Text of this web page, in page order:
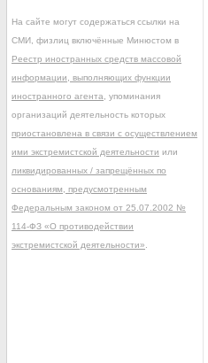
На сайте могут содержаться ссылки на
СМИ, физлиц включённые Минюстом в
Реестр иностранных средств массовой
информации, выполняющих функции
иностранного агента , упоминания
организаций деятельность которых
приостановлена в связи с осуществлением
ими экстремистской деятельности или
ликвидированных / запрещённых по
основаниям, предусмотренным
Федеральным законом от 25.07.2002 №
114-ФЗ «О противодействии
экстремистской деятельности»